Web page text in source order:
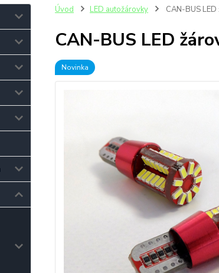
Úvod LED autožárovky CAN-BUS
CAN-BUS LED
Novinka